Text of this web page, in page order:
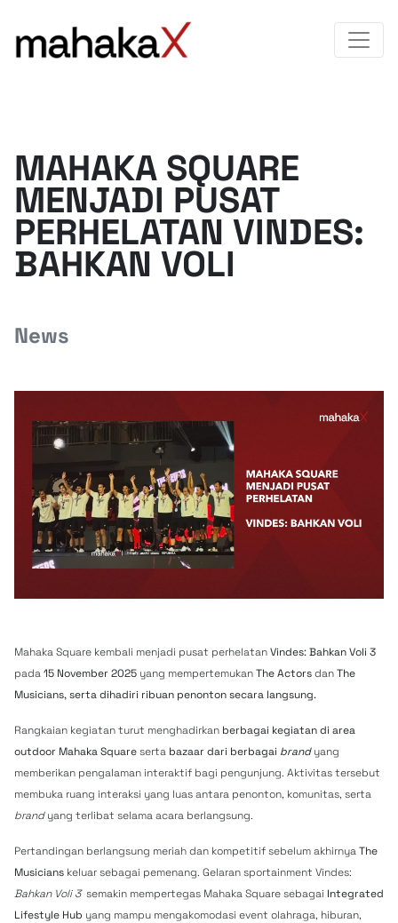
MAHAKA SQUARE
MENJADI PUSAT
PERHELATAN VINDES:
BAHKAN VOLI
News
Mahaka Square kembali menjadi pusat perhelatanVindes: Bahkan Voli 3
pada15 November 2025 yang mempertemukanThe ActorsdanThe
Musicians, serta dihadiri ribuan penonton secara langsung.
Rangkaian kegiatan turut menghadirkan berbagai kegiatan di area
outdoor Mahaka Squareserta bazaar dari berbagai brandyang
memberikan pengalaman interaktif bagi pengunjung. Aktivitas tersebut
membuka ruang interaksi yang luas antara penonton, komunitas, serta
brandyang terlibat selama acara berlangsung.
Pertandingan berlangsung meriah dan kompetitif sebelum akhirnyaThe
Musicians keluar sebagai pemenang. Gelaran sportainment Vindes:
Bahkan Voli 3 semakin mempertegas Mahaka Square sebagai Integrated
Lifestyle Hub yang mampu mengakomodasi event olahraga, hiburan,